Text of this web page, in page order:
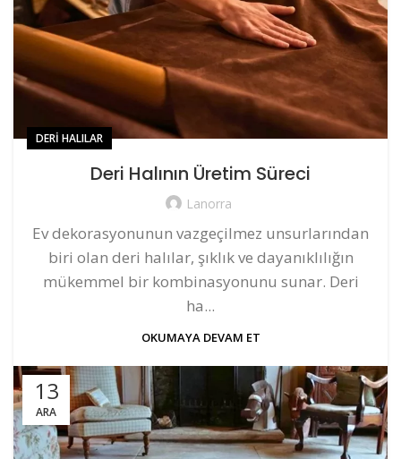
DERI HALILAR
Deri Halının Üretim Süreci
Lanorra
Ev dekorasyonunun vazgeçilmez unsurlarından
biri olan deri halılar, şıklık ve dayanıklılığın
mükemmel bir kombinasyonunu sunar. Deri
ha...
OKUMAYA DEVAM ET
13
ARA